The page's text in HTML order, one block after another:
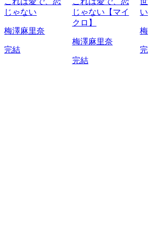
じゃない
梅澤麻里奈
完結
じゃない【マイ
クロ】
梅澤麻里奈
完結
い
梅
完